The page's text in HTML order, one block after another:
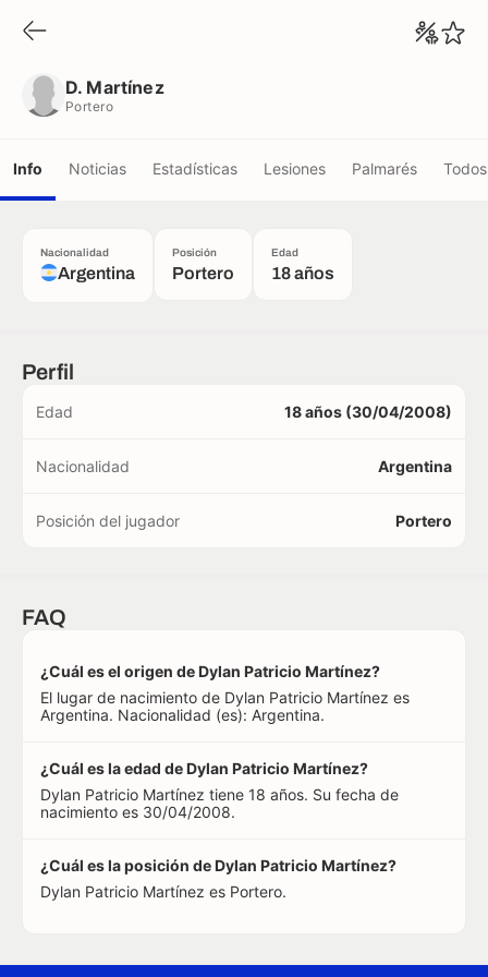
D. Martínez
Portero
Info Noticias Estadísticas Lesiones Palmarés
Nacionalidad
Argentina
Posición
Portero
Edad
18 años
Perfil
Edad 18 años (30/04/2008)
Nacionalidad Argentina
Posición del jugador Portero
FAQ
¿Cuál es el origen de Dylan Patricio Martínez?
El lugar de nacimiento de Dylan Patricio Martínez es
Argentina. Nacionalidad (es): Argentina.
¿Cuál es la edad de Dylan Patricio Martínez?
Dylan Patricio Martínez tiene 18 años. Su fecha de
nacimiento es 30/04/2008.
¿Cuál es la posición de Dylan Patricio Martínez?
Dylan Patricio Martínez es Portero.